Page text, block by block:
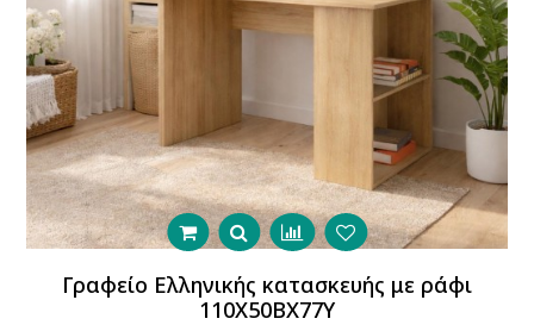
Γραφείο Ελληνικής κατασκευής με ράφι
110Χ50ΒΧ77Υ